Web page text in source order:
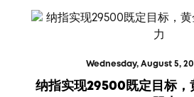
Wednesday, August 5,
纳指实现29500既定目标，